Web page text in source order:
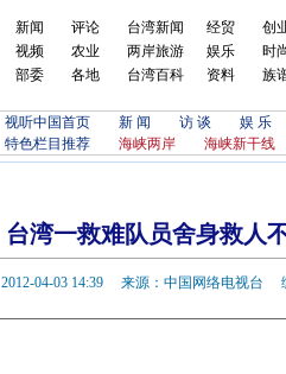
新闻
视频
部委
评论
农业
各地
台湾新闻
两岸旅游
台湾百科
经贸
娱乐
资料
创
时
族
视听中国首页 新 闻 访 谈
娱 乐
特色栏目推荐
海峡两岸 海峡新干线
台湾一救难队员舍身救人
2012-04-03 14:39 来源：中国网络电视台